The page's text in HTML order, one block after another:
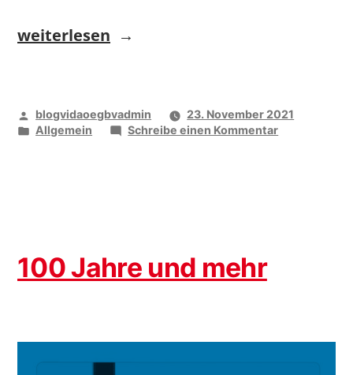
„Niederöstereich“
weiterlesen
Veröffentlicht
von
blogvidaoegbvadmin
23. November 2021
Veröffentlicht
Allgemein Schreibe einen Kommentarzu
100 Jahre und mehr